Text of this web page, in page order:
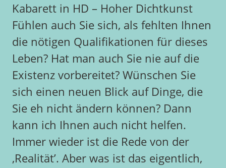
Kabarett in HD – Hoher Dichtkunst
Fühlen auch Sie sich, als fehlten Ihnen
die nötigen Qualifikationen für dieses
Leben? Hat man auch Sie nie auf die
Existenz vorbereitet? Wünschen Sie
sich einen neuen Blick auf Dinge, die
Sie eh nicht ändern können? Dann
kann ich Ihnen auch nicht helfen.
Immer wieder ist die Rede von der
‚Realität’. Aber was ist das eigentlich,